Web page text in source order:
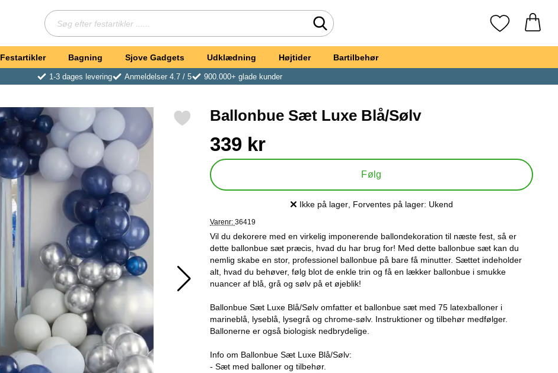
Søg
Foretag søgning Mine favoritter
Festartikler Bagning Sjove Gadgets Udklædning Højtider Bartilbehør
1-3 dages levering Anmeldelser 4.7 / 5
900.000+ glade kunder
Markér ballonbue Sæt Luxe Blå/Sølv som favoritBallonbue Sæt Luxe Blå/Sølv
pris
339 kr
Følg
Produkttilgængelighed:
Ikke på lager, Forventes på lager: Ukend
Varenr: 36419
Vil du dekorere med en virkelig imponerende ballondekoration til næste fest, så er
dette ballonbue sæt præcis, hvad du har brug for! Med dette ballonbue sæt kan du
nemlig skabe en stor, professionel ballonbue på bare få minutter. Sættet indeholder
alt, hvad du behøver, følg blot de enkle trin og få en lækker ballonbue i smukke
nuancer af blå, grå og sølv på et øjeblik!
Ballonbue Sæt Luxe Blå/Sølv omfatter et ballonbue sæt med 75 latexballoner i
marineblå, lyseblå, lysegrå og chrome-sølv. Instruktioner og tilbehør medfølger.
Ballonerne er også biologisk nedbrydelige.
Info om Ballonbue Sæt Luxe Blå/Sølv:
- Sæt med balloner og tilbehør.